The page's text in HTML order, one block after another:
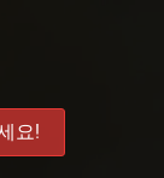
요!